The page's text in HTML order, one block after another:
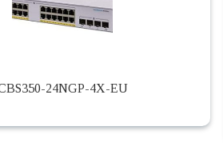
24NGP-4X-EU